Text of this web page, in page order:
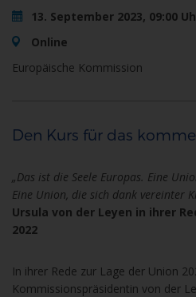
13. September 2023, 09:00
Online
Europäische Kommission
Den Kurs für das
„Das ist die Seele Europas. Eine
Eine Union, die sich dank vereinter
Ursula von der Leyen in ihrer
2022
In ihrer Rede zur Lage der Union
Kommissionspräsidentin von der